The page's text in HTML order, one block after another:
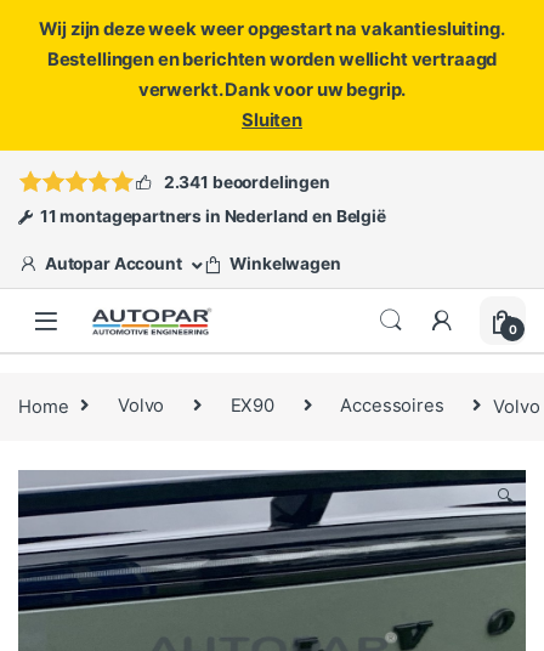
Wij zijn deze week weer opgestart na vakantiesluiting.
Bestellingen en berichten worden wellicht vertraagd
verwerkt. Dank voor uw begrip.
Sluiten
ofopen een ticket
2.341 beoordelingen
11 montagepartners in Nederland en België
Autopar Account Winkelwagen
0
Home Volvo EX90 Accessoires
🔍